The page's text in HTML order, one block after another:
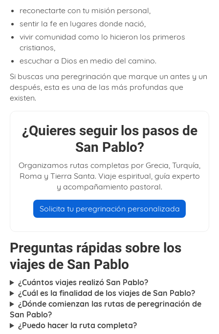
reconectarte con tu misión personal,
sentir la fe en lugares donde nació,
vivir comunidad como lo hicieron los primeros
cristianos,
escuchar a Dios en medio del camino.
Si buscas una peregrinación que marque un antes y un
después, esta es una de las más profundas que
existen.
¿Quieres seguir los pasos de
San Pablo?
Organizamos rutas completas por Grecia, Turquía,
Roma y Tierra Santa. Viaje espiritual, guía experto
y acompañamiento pastoral.
Solicita tu peregrinación personalizada
Preguntas rápidas sobre los
viajes de San Pablo
¿Cuántos viajes realizó San Pablo?
¿Cuál es la finalidad de los viajes de San Pablo?
¿Dónde comienzan las rutas de peregrinación de
San Pablo?
¿Puedo hacer la ruta completa?